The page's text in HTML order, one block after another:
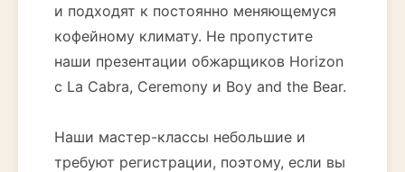
и подходят к постоянно меняющемуся
кофейному климату. Не пропустите
наши презентации обжарщиков Horizon
с La Cabra, Ceremony и Boy and the Bear.
Наши мастер-классы небольшие и
требуют регистрации, поэтому, если вы